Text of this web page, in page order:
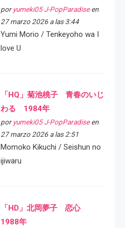
por yumeki05 J-PopParadiseen
27 marzo 2026 a las 3:44
Yumi Morio / Tenkeyoho wa I
love U
「HQ」菊池桃子 青春のいじ
わる 1984年
por yumeki05 J-PopParadiseen
27 marzo 2026 a las 2:51
Momoko Kikuchi / Seishun no
ijiwaru
「HD」北岡夢子 恋心
1988年